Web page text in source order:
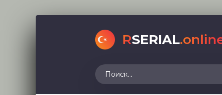
RSERIAL